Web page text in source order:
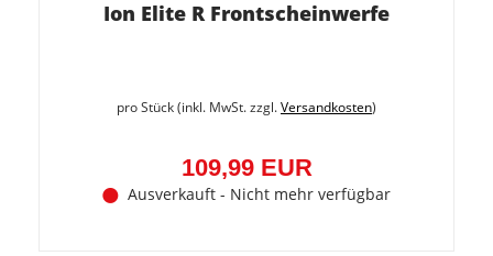
Ion Elite R Frontscheinwerfe
pro Stück (inkl. MwSt. zzgl.Versandkosten)
109,99 EUR
Ausverkauft - Nicht mehr verfügbar